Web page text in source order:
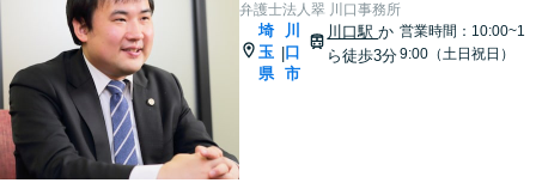
弁護士法人翠 川口事務所
埼
玉
県
|
川
口
市
川口駅か
ら徒歩3分
営業時間：10:00~1
9:00（土日祝日）